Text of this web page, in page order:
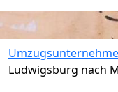
Ludwigsburg nach